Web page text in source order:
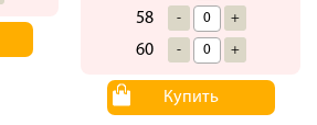
58 - +
60 - +
Купить